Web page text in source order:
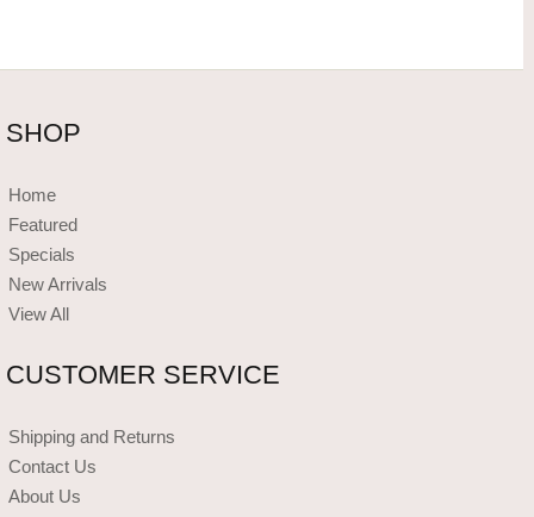
SHOP
Home
Featured
Specials
New Arrivals
View All
CUSTOMER SERVICE
Shipping and Returns
Contact Us
About Us